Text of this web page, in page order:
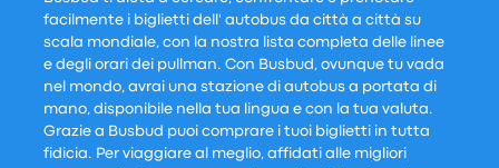
facilmente i biglietti dell' autobus da città a città su
scala mondiale, con la nostra lista completa delle linee
e degli orari dei pullman. Con Busbud, ovunque tu vada
nel mondo, avrai una stazione di autobus a portata di
mano, disponibile nella tua lingua e con la tua valuta.
Grazie a Busbud puoi comprare i tuoi biglietti in tutta
fidicia. Per viaggiare al meglio, affidati alle migliori